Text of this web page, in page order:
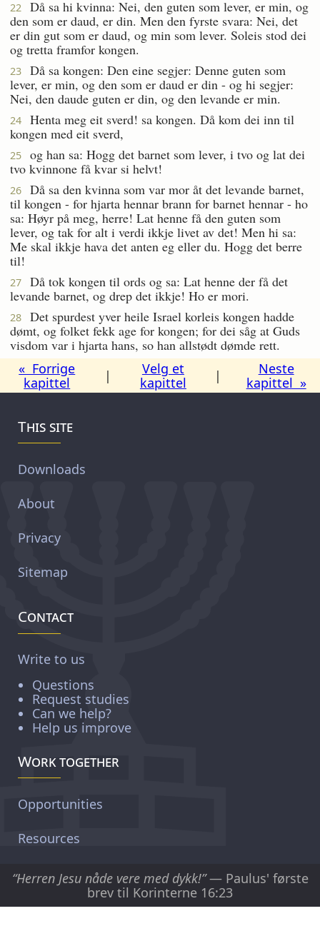
22
Då sa hi kvinna: Nei, den guten som lever, er min, og
den som er daud, er din. Men den fyrste svara: Nei, det
er din gut som er daud, og min som lever. Soleis stod dei
og tretta framfor kongen.
23
Då sa kongen: Den eine segjer: Denne guten som
lever, er min, og den som er daud er din - og hi segjer:
Nei, den daude guten er din, og den levande er min.
24
Henta meg eit sverd! sa kongen. Då kom dei inn til
kongen med eit sverd,
25
og han sa: Hogg det barnet som lever, i tvo og lat dei
tvo kvinnone få kvar si helvt!
26
Då sa den kvinna som var mor åt det levande barnet,
til kongen - for hjarta hennar brann for barnet hennar - ho
sa: Høyr på meg, herre! Lat henne få den guten som
lever, og tak for alt i verdi ikkje livet av det! Men hi sa:
Me skal ikkje hava det anten eg eller du. Hogg det berre
til!
27
Då tok kongen til ords og sa: Lat henne der få det
levande barnet, og drep det ikkje! Ho er mori.
28
Det spurdest yver heile Israel korleis kongen hadde
dømt, og folket fekk age for kongen; for dei såg at Guds
visdom var i hjarta hans, so han allstødt dømde rett.
« Forrige
kapittel
|
Velg et
kapittel
|
Neste
kapittel »
This site
Downloads
About
Privacy
Sitemap
Contact
Write to us
Questions
Request studies
Can we help?
Help us improve
Work together
Opportunities
Resources
“Herren Jesu nåde vere med dykk!”— Paulus' første
brev til Korinterne 16:23